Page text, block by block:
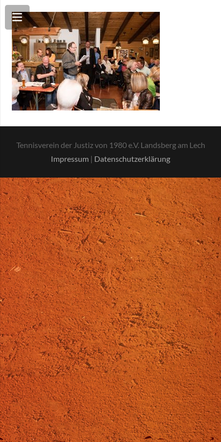
Tennisverein der Justiz von 1980 e.V. Landsberg am Lech
Impressum | Datenschutzerklärung